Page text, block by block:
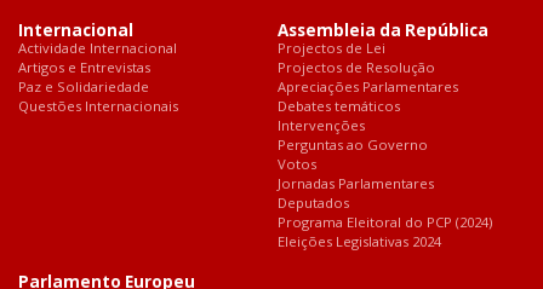
Internacional
Actividade Internacional
Artigos e Entrevistas
Paz e Solidariedade
Questões Internacionais
Assembleia da República
Projectos de Lei
Projectos de Resolução
Apreciações Parlamentares
Debates temáticos
Intervenções
Perguntas ao Governo
Votos
Jornadas Parlamentares
Deputados
Programa Eleitoral do PCP (2024)
Eleições Legislativas 2024
Parlamento Europeu